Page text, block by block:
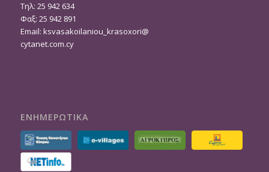
Τηλ: 25 942 634
Φαξ: 25 942 891
Email: ksvasakoilaniou_krasoxori@
cytanet.com.cy
ΕΝΗΜΕΡΩΤΙΚΑ